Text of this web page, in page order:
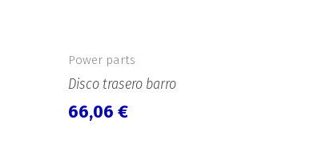
Power parts
Disco trasero barro
66,06€